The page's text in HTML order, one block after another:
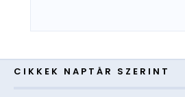
CIKKEK NAPTÁR SZERINT